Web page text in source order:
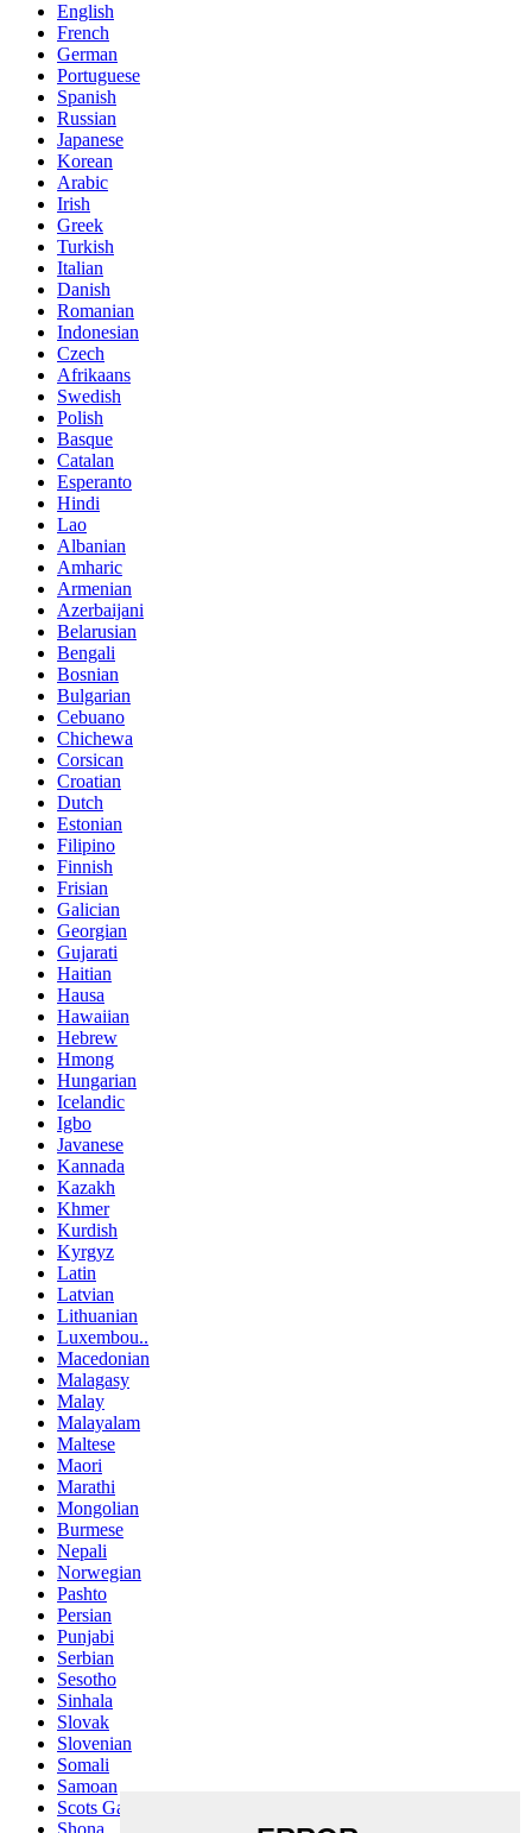
English
French
German
Portuguese
Spanish
Russian
Japanese
Korean
Arabic
Irish
Greek
Turkish
Italian
Danish
Romanian
Indonesian
Czech
Afrikaans
Swedish
Polish
Basque
Catalan
Esperanto
Hindi
Lao
Albanian
Amharic
Armenian
Azerbaijani
Belarusian
Bengali
Bosnian
Bulgarian
Cebuano
Chichewa
Corsican
Croatian
Dutch
Estonian
Filipino
Finnish
Frisian
Galician
Georgian
Gujarati
Haitian
Hausa
Hawaiian
Hebrew
Hmong
Hungarian
Icelandic
Igbo
Javanese
Kannada
Kazakh
Khmer
Kurdish
Kyrgyz
Latin
Latvian
Lithuanian
Luxembou..
Macedonian
Malagasy
Malay
Malayalam
Maltese
Maori
Marathi
Mongolian
Burmese
Nepali
Norwegian
Pashto
Persian
Punjabi
Serbian
Sesotho
Sinhala
Slovak
Slovenian
Somali
Samoan
Scots Gaelic